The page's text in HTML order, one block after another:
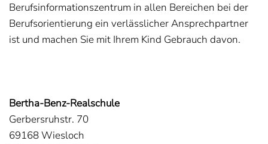
Berufsinformationszentrum in allen Bereichen bei der
Berufsorientierung ein verlässlicher Ansprechpartner
ist und machen Sie mit Ihrem Kind Gebrauch davon.
Bertha-Benz-Realschule
Gerbersruhstr. 70
69168 Wiesloch